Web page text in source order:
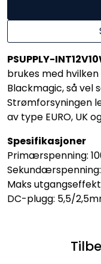
PSUPPLY-
brukes med
Blackmagic, så vel
Strømforsyningen
av type EURO, UK
Spesifikasjoner
Primærspenning:
Sekundærspenning:
Maks
DC-plugg: 5,5/